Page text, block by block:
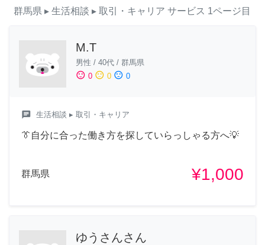
群馬県 ▸ 生活相談 ▸ 取引・キャリア サービス 1ページ目
M.T
男性 / 40代 / 群馬県
sentiment_satisfied 0 sentiment_neutral 0 sentiment_dissatisfied 0
chat 生活相談 ▸ 取引・キャリア
👔自分に合った働き方を探していらっしゃる方へ💡
群馬県 ¥1,000
ゆうさんさん